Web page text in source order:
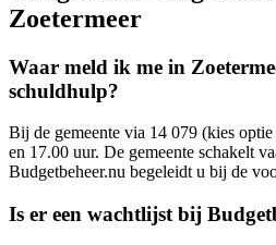
Zoetermeer
Waar meld ik me in
schuldhulp?
Bij de gemeente via 14 079 (kies
en 17.00 uur. De gemeente schakelt
Budgetbeheer.nu begeleidt u bij de
Is er een wachtlijst bij